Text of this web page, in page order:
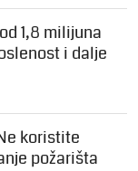
1,8 milijuna
i dalje
koristite
požarišta